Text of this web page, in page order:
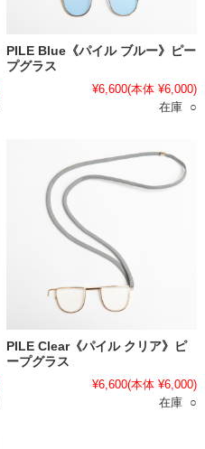
PILE Blue《パイル ブルー》ピー
プグラス
¥6,600(本体 ¥6,000)
在庫 ○
PILE Clear《パイル クリア》ピ
ープグラス
¥6,600(本体 ¥6,000)
在庫 ○